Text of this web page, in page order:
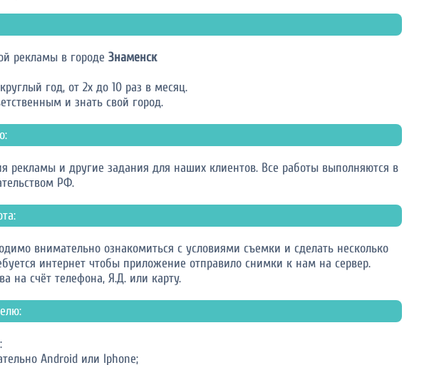
рекламы в городе Знаменск
год, от 2х до 10 раз в месяц.
и знать свой город.
и другие задания для наших клиентов. Все работы выполняются в
РФ.
внимательно ознакомиться с условиями съемки и сделать несколько
интернет чтобы приложение отправило снимки к нам на сервер.
на счёт телефона, Я.Д. или карту.
Android или Iphone;